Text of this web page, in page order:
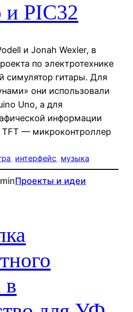
PIC32
и Jonah Wexler, в
по электротехнике
симулятор гитары. Для
они использовали
Uno, а для
информации
TFT — микроконтроллер
, интерфейс, музыка
Проекты и идеи
в